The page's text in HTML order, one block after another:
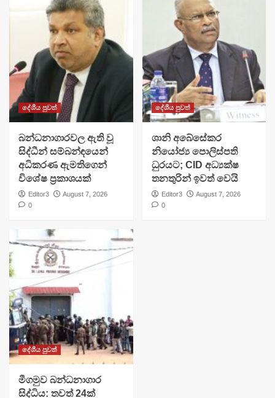
දේශීය පුවත්
බන්ධනාගාරවල ඇති වූ
සිද්ධීන් සම්බන්ඳයෙන්
අධිකරණ ඇමතිගෙන්
විශේෂ ප්‍රකාශයක්
Editor3
August 7, 2026
0
දේශීය පුවත්
ශානි අබේසේකර
නියෝජ්‍ය පොලිස්පති
ධුරයට; CID අධ්‍යක්ෂ
තනතුරින් ඉවත් වෙයි
Editor3
August 7, 2026
0
දේශීය පුවත්
මීගමුව බන්ධනාගාර
සිද්ධිය: තවත් 24ක්